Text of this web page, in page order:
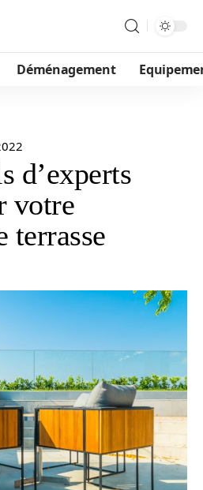
Déménagement
d’experts
votre
terrasse